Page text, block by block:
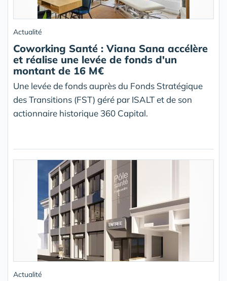
Actualité
Coworking Santé : Viana Sana accélère
et réalise une levée de fonds d'un
montant de 16 M€
Une levée de fonds auprès du Fonds Stratégique
des Transitions (FST) géré par ISALT et de son
actionnaire historique 360 Capital.
Actualité